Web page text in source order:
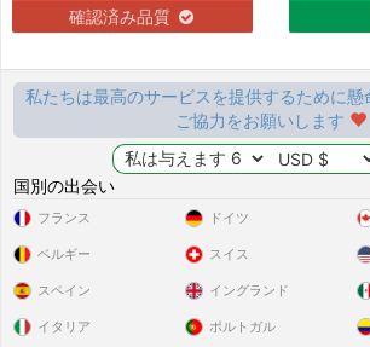
確認済み品質
私たちは最高のサービスを提供するために懸
ご協力をお願いします
国別の出会い
フランス
ベルギー
スペイン
イタリア
ドイツ
スイス
イングランド
ポルトガル